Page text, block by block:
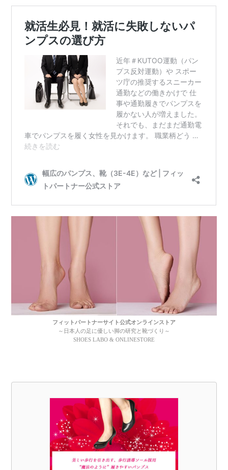
フィットパートナーサイト公式オンラインストア
～日本人の足に優しい脚の研究と靴づくり～
SHOES LABO & ONLINESTORE